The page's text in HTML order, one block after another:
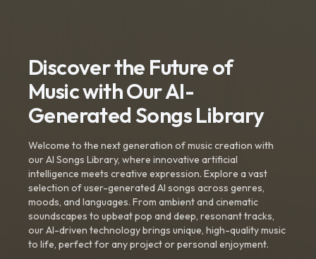
Discover the Future of
Music with Our AI-
Generated Songs Library
Welcome to the next generation of music creation with
our AI Songs Library, where innovative artificial
intelligence meets creative expression. Explore a vast
selection of user-generated AI songs across genres,
moods, and languages. From ambient and cinematic
soundscapes to upbeat pop and deep, resonant tracks,
our AI-driven technology brings unique, high-quality music
to life, perfect for any project or personal enjoyment.